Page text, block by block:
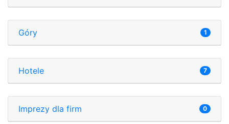
Góry 1
Hotele 7
Imprezy dla firm 0